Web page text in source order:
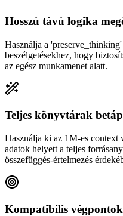
Hosszú távú logika
Használja a
beszélgetésekhez, hogy
az egész munkamenet alatt.
Teljes könyvtárak
Használja ki az 1M-es
adatok helyett a teljes
összefüggés-értelmezés
Kompatibilis